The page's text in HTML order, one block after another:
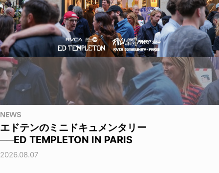
NEWS
エドテンのミニドキュメンタリー
──ED TEMPLETON IN PARIS
2026.08.07